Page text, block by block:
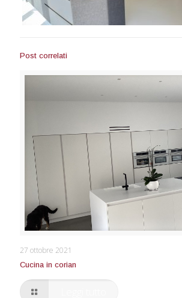
Post correlati
27 ottobre 2021
Cucina in corian